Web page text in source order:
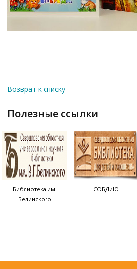
Возврат к списку
полезные ссылки
Библиотека им.
Белинского
СОБДиЮ